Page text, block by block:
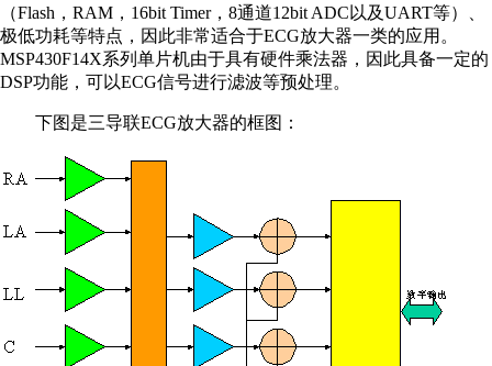
（Flash，RAM，16bit Timer，8通道12bit ADC以及UART等）、
极低功耗等特点，因此非常适合于ECG放大器一类的应用。
MSP430F14X系列单片机由于具有硬件乘法器，因此具备一定的
DSP功能，可以ECG信号进行滤波等预处理。
下图是三导联ECG放大器的框图：